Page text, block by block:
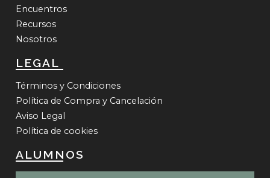
Encuentros
Recursos
Nosotros
LEGAL
Términos y Condiciones​
Política de Compra y Cancelación
Aviso Legal
Política de cookies
ALUMNOS